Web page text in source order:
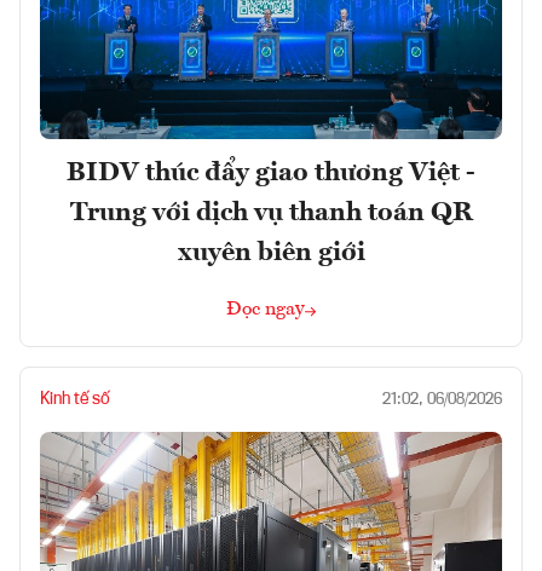
BIDV thúc đẩy giao thương Việt -
Trung với dịch vụ thanh toán QR
xuyên biên giới
Đọc ngay
Kinh tế số 21:02, 06/08/2026